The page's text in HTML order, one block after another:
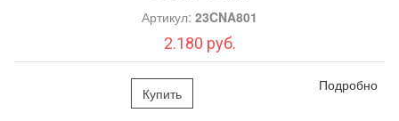
Артикул: 23CNA801
2.180 руб.
Купить Подробно